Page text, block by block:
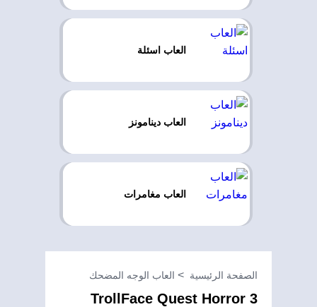
العاب اسئلة
العاب دينامونز
العاب مغامرات
الصفحة الرئيسية العاب الوجه المضحك
TrollFace Quest Horror 3